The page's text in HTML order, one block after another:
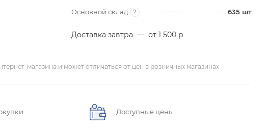
Основной склад ? 635 шт
Доставка завтра — от 1 500 р
магазина и может отличаться от цен в розничных магазинах
Доступные цены